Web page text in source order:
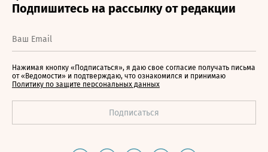
Нажимая кнопку «Подписаться», я даю свое согласие получать письма
от «Ведомости» и подтверждаю, что ознакомился и принимаю
Политику по защите персональных данных